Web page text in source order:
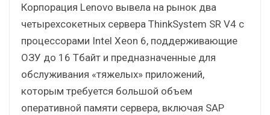
Корпорация Lenovo вывела на рынок два
четырехсокетных сервера ThinkSystem SR V4 с
процессорами Intel Xeon 6, поддерживающие
ОЗУ до 16 Тбайт и предназначенные для
обслуживания «тяжелых» приложений,
которым требуется большой объем
оперативной памяти сервера, включая SAP